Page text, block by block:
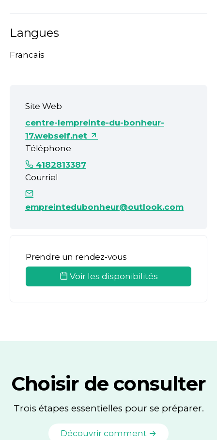
Langues
Francais
Site Web
centre-lempreinte-du-bonheur-
17.webself.net
Téléphone
4182813387
Courriel
empreintedubonheur@outlook.com
Prendre un rendez-vous
Voir les disponibilités
Choisir de consulter
Trois étapes essentielles pour se préparer.
Découvrir comment →